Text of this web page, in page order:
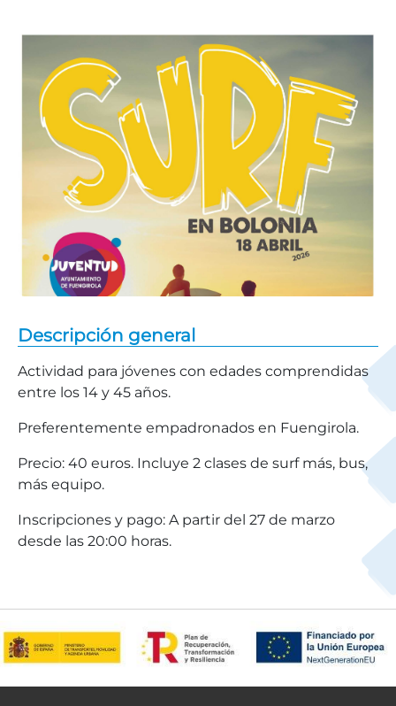
Descripción general
Actividad para jóvenes con edades comprendidas
entre los 14 y 45 años.
Preferentemente empadronados en Fuengirola.
Precio: 40 euros. Incluye 2 clases de surf más, bus,
más equipo.
Inscripciones y pago: A partir del 27 de marzo
desde las 20:00 horas.